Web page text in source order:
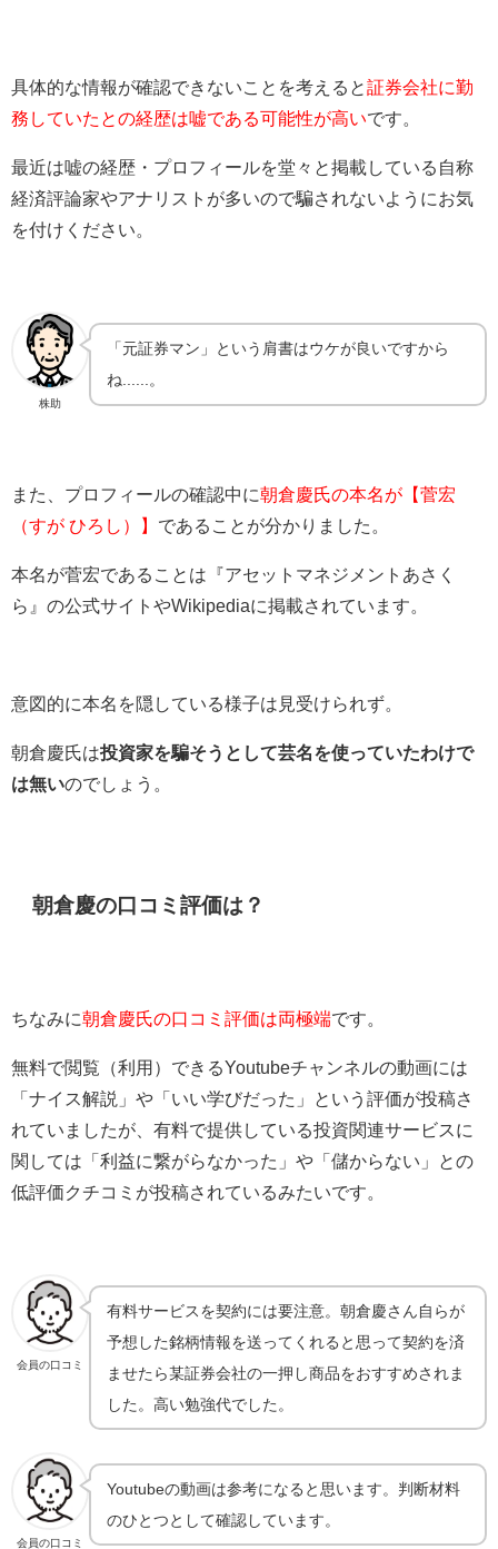
具体的な情報が確認できないことを考えると証券会社に勤
務していたとの経歴は嘘である可能性が高いです。
最近は嘘の経歴・プロフィールを堂々と掲載している自称
経済評論家やアナリストが多いので騙されないようにお気
を付けください。
株助
「元証券マン」という肩書はウケが良いですから
ね......。
また、プロフィールの確認中に朝倉慶氏の本名が【菅宏
（すが ひろし）】 であることが分かりました。
本名が菅宏であることは『アセットマネジメントあさく
ら』の公式サイトやWikipediaに掲載されています。
意図的に本名を隠している様子は見受けられず。
朝倉慶氏は投資家を騙そうとして芸名を使っていたわけで
は無いのでしょう。
朝倉慶の口コミ評価は？
ちなみに朝倉慶氏の口コミ評価は両極端です。
無料で閲覧（利用）できるYoutubeチャンネルの動画には
「ナイス解説」や「いい学びだった」という評価が投稿さ
れていましたが、有料で提供している投資関連サービスに
関しては「利益に繋がらなかった」や「儲からない」との
低評価クチコミが投稿されているみたいです。
会員の口コミ
有料サービスを契約には要注意。朝倉慶さん自らが
予想した銘柄情報を送ってくれると思って契約を済
ませたら某証券会社の一押し商品をおすすめされま
した。高い勉強代でした。
会員の口コミ
Youtubeの動画は参考になると思います。判断材料
のひとつとして確認しています。